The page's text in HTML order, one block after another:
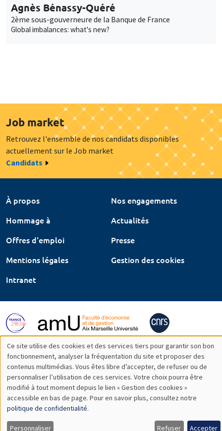
Agnès Bénassy-Quéré
2ème sous-gouverneure de la Banque de France
Global imbalances: what's new?
Job market
Retrouvez l'ensemble de nos candidats disponibles
actuellement sur le Job market
Candidats
À propos
Nos engagements
Hommage à
Actualités
Offres d'emploi
Presse
Mentions légales
Gestion des cookies
Intranet
Utilisation
des
données
personnelles
et
Ce site utilise des cookies et des services tiers pour garantir son bon
fonctionnement, analyser la fréquentation du site et proposer des
contenus multimédias. Vous êtes libre d’accepter, de refuser ou de
personnaliser l’utilisation de ces services. Votre choix pourra être
modifié à tout moment depuis le lien « Gestion des cookies »
accessible en bas de page. Pour en savoir plus, consultez notre
politique de confidentialité.
Personnaliser Refuser Accepter